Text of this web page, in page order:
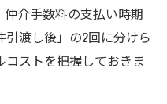
介手数料の支払い時期
渡し後」の2回に分けら
ストを把握しておきま